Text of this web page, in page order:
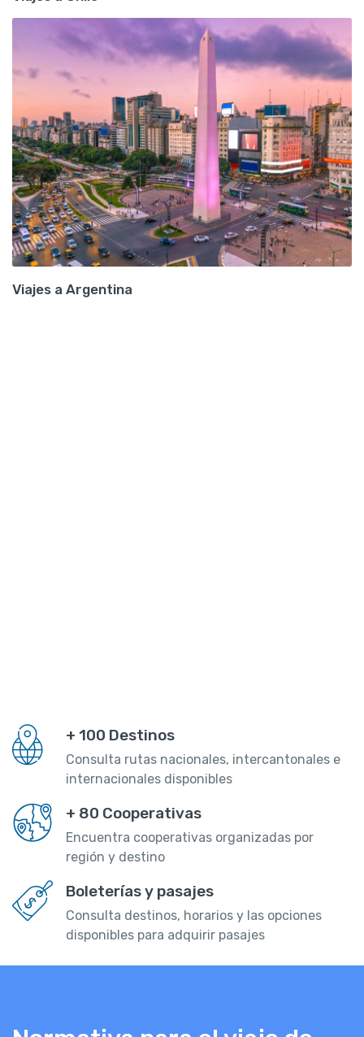
Viajes a Argentina
+ 100 Destinos
Consulta rutas nacionales, intercantonales e
internacionales disponibles
+ 80 Cooperativas
Encuentra cooperativas organizadas por
región y destino
Boleterías y pasajes
Consulta destinos, horarios y las opciones
disponibles para adquirir pasajes